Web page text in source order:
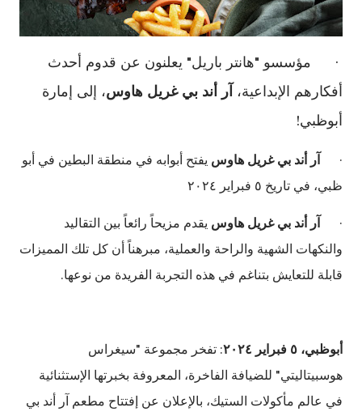
· مؤسسو "هانتر باريل" يعلنون عن قدوم أحدث
أفكارهم الإبداعية، آر أند بي غريل هاوس، إلى إمارة
أبوظبي!
· آر أند بي غريل هاوس يفتح أبوابه في منطقة البطين في أبو
ظبي، في تاريخ ٥ فبراير ٢٠٢٤
· آر أند بي غريل هاوس يقدم مزيحاً رائعاً بين التقاليد
والنكهات الشهية والراحة والعملية، مبرهناً أن كل تلك المميزات
قابلة للتعايش بتناغم في هذه التجربة الفريدة من نوعها.
أبوظبي، ٥ فبراير ٢٠٢٤
: تفخر مجموعة "سيغراس
هوسبيتاليتي" للضيافة الفاخرة، المعروفة بخبرتها الإستثنائية
في عالم مأكولات الستيك، بالإعلان عن إفتتاح مطعم آر أند بي